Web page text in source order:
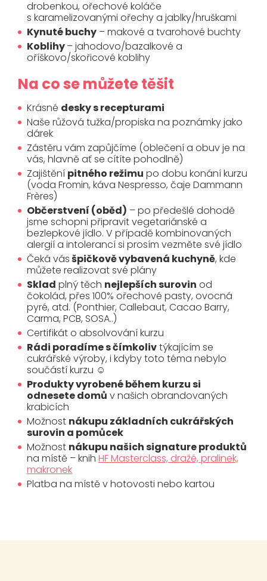
drobenkou, ořechové koláče
s karamelizovanými ořechy a jablky/hruškami
Kynuté buchy – makové a tvarohové buchty
Koblihy– jahodovo/bazalkové a
oříškovo/skořicové koblihy
Na co se můžete těšit
Krásné desky s recepturami
Naše růžová tužka/propiska na poznámky jako
dárek
Zástěru vám zapůjčíme (oblečení a obuv je na
vás, hlavně ať se cítíte pohodlně)
Zajištění pitného režimu po dobu konání kurzu
(voda Fromin, káva Nespresso, čaje Dammann
Frères)
Občerstvení (oběd) – po předešlé dohodě
jsme schopni připravit vegetariánské a
bezlepkové jídlo. V případě kombinovaných
alergií a intolerancí si prosím vezměte své jídlo
Čeká vásšpičkově vybavená kuchyně, kde
můžete realizovat své plány
Sklad plný těch nejlepších surovin od
čokolád, přes 100% ořechové pasty, ovocná
pyré, atd. (Ponthier, Callebaut, Cacao Barry,
Carma, PCB, SOSA..)
Certifikát o absolvování kurzu
Rádi poradíme s čímkolivtýkajícím se
cukrářské výroby, i kdyby toto téma nebylo
součástí kurzu ☺
Produkty vyrobené během kurzu si
odnesete domů v našich obrandovaných
krabicích
Možnost nákupu základních cukrářských
surovin a pomůcek
Možnost nákupu našich signature produktů
na místě – knih HF Masterclass, dražé, pralinek,
makronek
Platba na místě v hotovosti nebo kartou